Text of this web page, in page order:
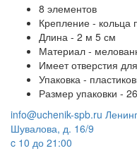
8 элементов
Крепление - кольца
Длина - 2 м 5 см
Материал -
Имеет отверстия
Упаковка -
Размер упаковки -
info@uchenik-spb.ru
Шувалова, д. 16/9
c 10 до 21:00